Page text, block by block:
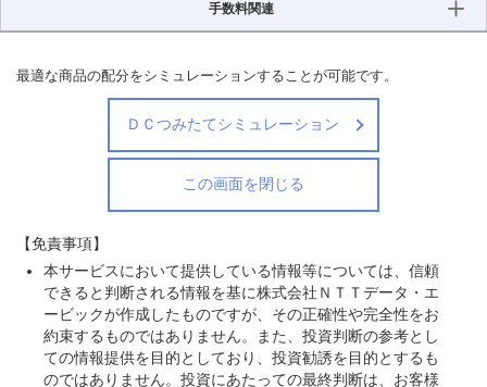
手数料関連
最適な商品の配分をシミュレーションすることが可能です。
ＤＣつみたてシミュレーション
この画面を閉じる
【免責事項】
本サービスにおいて提供している情報等については、信頼
できると判断される情報を基に株式会社ＮＴＴデータ・エ
ービックが作成したものですが、その正確性や完全性をお
約束するものではありません。また、投資判断の参考とし
ての情報提供を目的としており、投資勧誘を目的とするも
のではありません。投資にあたっての最終判断は、お客様